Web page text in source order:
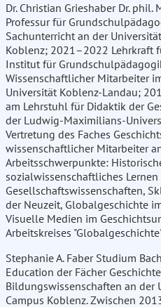
Dr. Christian Grieshaber Dr.
Professur für
Sachunterricht an der
Koblenz; 2021–2022 Lehrkraft
Institut für
Wissenschaftlicher Mitarbeiter
Universität Koblenz-Landau;
am Lehrstuhl für Didaktik der
der Ludwig-Maximilians-
Vertretung des Faches
wissenschaftlicher Mitarbeiter
Arbeitsschwerpunkte:
sozialwissenschaftliches
Gesellschaftswissenschaften,
der Neuzeit, Globalgeschichte
Visuelle Medien im
Arbeitskreises
Stephanie A. Faber Studium
Education der Fächer
Bildungswissenschaften an der
Campus Koblenz. Zwischen